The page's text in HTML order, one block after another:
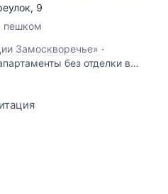
, 9
пешком
Замоскворечье» ·
без отделки в
Замоскворечье».
реализовать
а большие панорамные
естественным светом.